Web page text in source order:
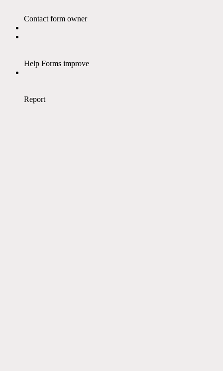
Contact form owner
Help Forms improve
Report